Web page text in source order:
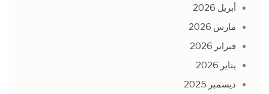
أبريل 2026
مارس 2026
فبراير 2026
يناير 2026
ديسمبر 2025